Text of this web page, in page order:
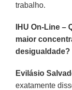
trabalho.
IHU On-Line –
maior
desigualdade?
Evilásio
exatamente